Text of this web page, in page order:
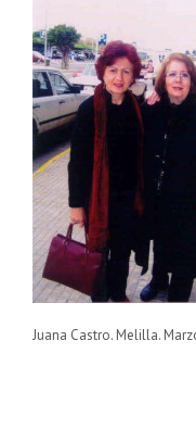
Juana Castro. Melilla.